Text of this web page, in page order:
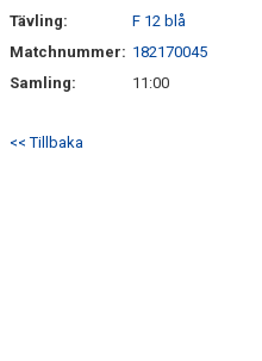
Tävling:
F 12 blå
Matchnummer: 182170045
Samling:
11:00
<< Tillbaka